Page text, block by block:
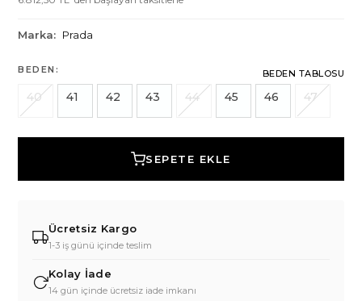
Marka: Prada
BEDEN: BEDEN TABLOSU
40 41 42 43 44 45 46 47
SEPETE EKLE
Ücretsiz Kargo
1-3 iş günü içinde teslim
Kolay İade
14 gün içinde ücretsiz iade imkanı